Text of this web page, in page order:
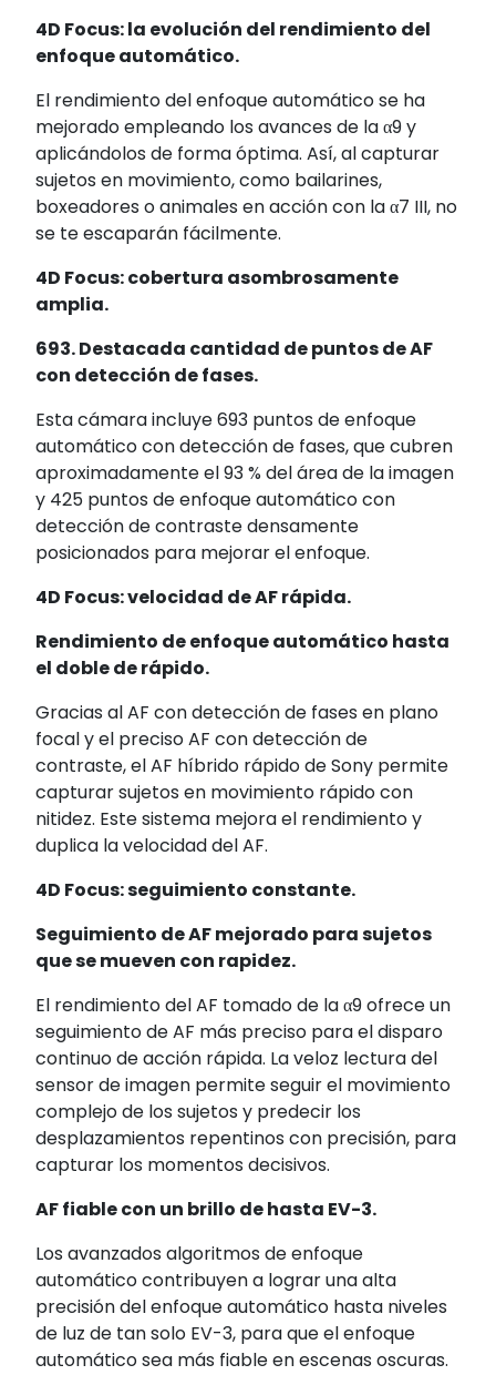
4D Focus: la evolución del rendimiento del
enfoque automático.
El rendimiento del enfoque automático se ha
mejorado empleando los avances de la α9 y
aplicándolos de forma óptima. Así, al capturar
sujetos en movimiento, como bailarines,
boxeadores o animales en acción con la α7 III, no
se te escaparán fácilmente.
4D Focus: cobertura asombrosamente
amplia.
693. Destacada cantidad de puntos de AF
con detección de fases.
Esta cámara incluye 693 puntos de enfoque
automático con detección de fases, que cubren
aproximadamente el 93 % del área de la imagen
y 425 puntos de enfoque automático con
detección de contraste densamente
posicionados para mejorar el enfoque.
4D Focus: velocidad de AF rápida.
Rendimiento de enfoque automático hasta
el doble de rápido.
Gracias al AF con detección de fases en plano
focal y el preciso AF con detección de
contraste, el AF híbrido rápido de Sony permite
capturar sujetos en movimiento rápido con
nitidez. Este sistema mejora el rendimiento y
duplica la velocidad del AF.
4D Focus: seguimiento constante.
Seguimiento de AF mejorado para sujetos
que se mueven con rapidez.
El rendimiento del AF tomado de la α9 ofrece un
seguimiento de AF más preciso para el disparo
continuo de acción rápida. La veloz lectura del
sensor de imagen permite seguir el movimiento
complejo de los sujetos y predecir los
desplazamientos repentinos con precisión, para
capturar los momentos decisivos.
AF fiable con un brillo de hasta EV-3.
Los avanzados algoritmos de enfoque
automático contribuyen a lograr una alta
precisión del enfoque automático hasta niveles
de luz de tan solo EV-3, para que el enfoque
automático sea más fiable en escenas oscuras.